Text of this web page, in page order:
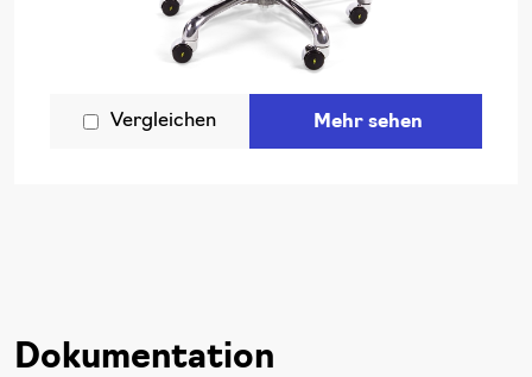
Vergleichen Mehr sehen
Dokumentation